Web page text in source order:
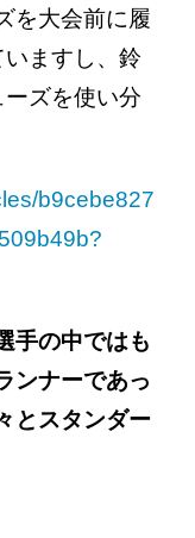
を大会前に履
ますし、鈴
ズを使い分
b9cebe827
手の中ではも
ンナーであっ
とスタンダー